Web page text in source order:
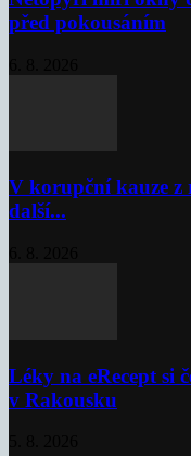
před pokousáním
V korupční kauze
další...
Léky na eRecept si
v Rakousku